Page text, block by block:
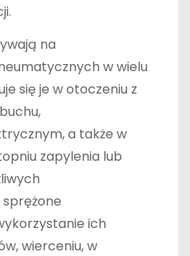
na
w wielu
się je w otoczeniu z
a także w
zapylenia lub
ich
wierceniu, w